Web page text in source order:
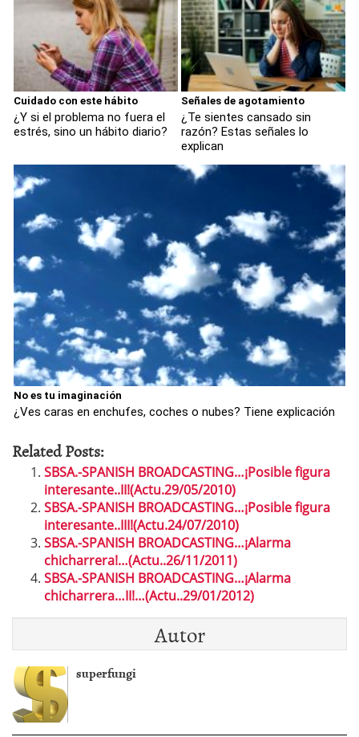
Cuidado con este hábito
¿Y si el problema no fuera el
estrés, sino un hábito diario?
Señales de agotamiento
¿Te sientes cansado sin
razón? Estas señales lo
explican
No es tu imaginación
¿Ves caras en enchufes, coches o nubes? Tiene explicación
Related Posts:
SBSA.-SPANISH BROADCASTING…¡Posible figura
interesante..II!(Actu.29/05/2010)
SBSA.-SPANISH BROADCASTING…¡Posible figura
interesante..III!(Actu.24/07/2010)
SBSA.-SPANISH BROADCASTING…¡Alarma
chicharrera!…(Actu..26/11/2011)
SBSA.-SPANISH BROADCASTING…¡Alarma
chicharrera…II!…(Actu..29/01/2012)
Autor
superfungi